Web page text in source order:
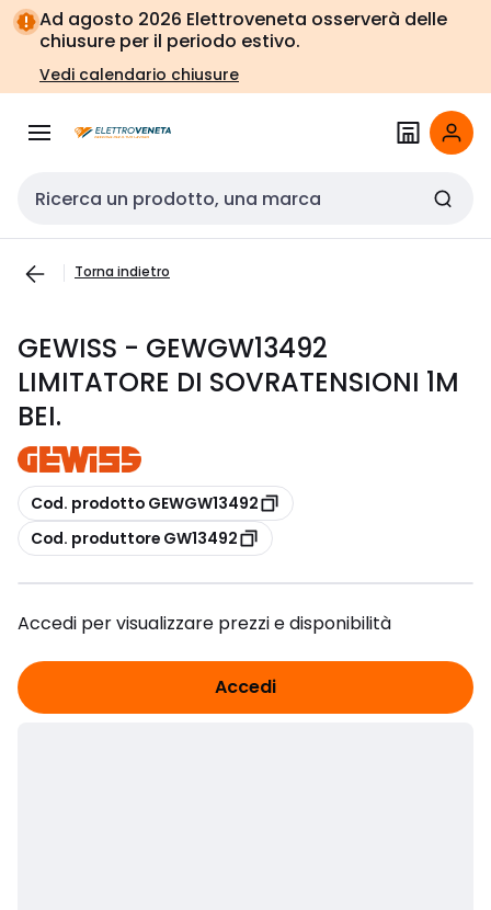
Vai alla
navigazione
Vai
alla
pagina
Ad agosto 2026 Elettroveneta osserverà delle
chiusure per il periodo estivo.
Vedi calendario chiusure
Cerca input
Torna indietro
GEWISS - GEWGW13492
LIMITATORE DI SOVRATENSIONI 1M
BEI.
copia
Cod. prodotto GEWGW13492
copia
Cod. produttore GW13492
Accedi per visualizzare prezzi e disponibilità
Accedi